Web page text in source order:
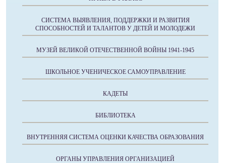
СИСТЕМА ВЫЯВЛЕНИЯ, ПОДДЕРЖКИ И РАЗВИТИЯ
СПОСОБНОСТЕЙ И ТАЛАНТОВ У ДЕТЕЙ И МОЛОДЕЖИ
МУЗЕЙ ВЕЛИКОЙ ОТЕЧЕСТВЕННОЙ ВОЙНЫ 1941-1945
ШКОЛЬНОЕ УЧЕНИЧЕСКОЕ САМОУПРАВЛЕНИЕ
КАДЕТЫ
БИБЛИОТЕКА
ВНУТРЕННЯЯ СИСТЕМА ОЦЕНКИ КАЧЕСТВА ОБРАЗОВАНИЯ
ОРГАНЫ УПРАВЛЕНИЯ ОРГАНИЗАЦИЕЙ